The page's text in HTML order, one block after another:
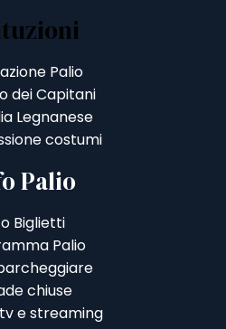
Palio
dei Capitani
Legnanese
costumi
Palio
Biglietti
Palio
chiuse
e streaming